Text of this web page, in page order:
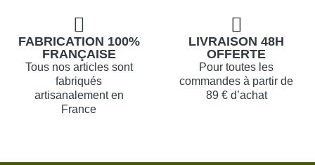
FABRICATION 100%
FRANÇAISE
Tous nos articles sont
fabriqués
artisanalement en
France
LIVRAISON 48H
OFFERTE
Pour toutes les
commandes à partir de
89 € d’achat